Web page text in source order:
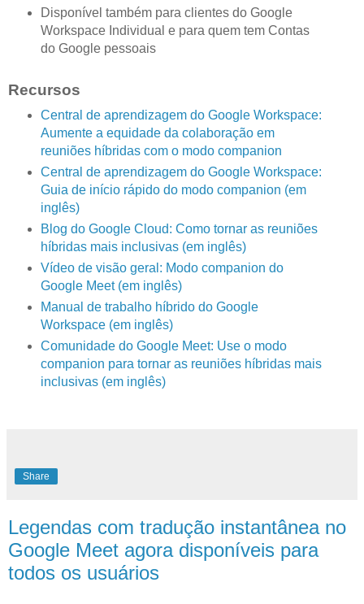
Disponível também para clientes do Google
Workspace Individual e para quem tem Contas
do Google pessoais
Recursos
Central de aprendizagem do Google Workspace:
Aumente a equidade da colaboração em
reuniões híbridas com o modo companion
Central de aprendizagem do Google Workspace:
Guia de início rápido do modo companion (em
inglês)
Blog do Google Cloud: Como tornar as reuniões
híbridas mais inclusivas (em inglês)
Vídeo de visão geral: Modo companion do
Google Meet (em inglês)
Manual de trabalho híbrido do Google
Workspace (em inglês)
Comunidade do Google Meet: Use o modo
companion para tornar as reuniões híbridas mais
inclusivas (em inglês)
Share
Legendas com tradução instantânea no
Google Meet agora disponíveis para
todos os usuários